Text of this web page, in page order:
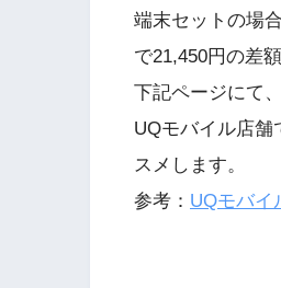
端末セットの場
で21,450円の差
下記ページにて
UQモバイル店舗
スメします。
参考： UQモバイ